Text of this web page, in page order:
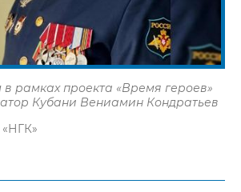
в рамках проекта «Время героев»
Кубани Вениамин Кондратьев